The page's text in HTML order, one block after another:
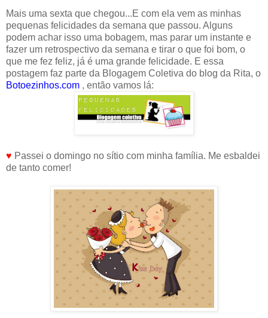
Mais uma sexta que chegou...E com ela vem as minhas
pequenas felicidades da semana que passou. Alguns
podem achar isso uma bobagem, mas parar um instante e
fazer um retrospectivo da semana e tirar o que foi bom, o
que me fez feliz, já é uma grande felicidade. E essa
postagem faz parte da Blogagem Coletiva do blog da Rita, o
Botoezinhos.com , então vamos lá:
♥ Passei o domingo no sítio com minha família. Me esbaldei
de tanto comer!